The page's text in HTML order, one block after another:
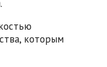
которым